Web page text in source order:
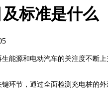
标准是什么
生能源和电动汽车的关注度不断
节，通过全面检测充电桩的